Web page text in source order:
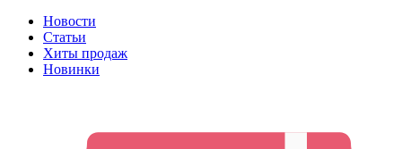
Новости
Статьи
Хиты продаж
Новинки